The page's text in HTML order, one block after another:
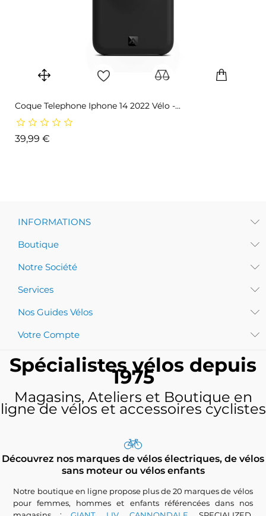
Coque Telephone Iphone 14 2022 Vélo -...
39,99 €
INFORMATIONS
Boutique
Notre Société
Services
Nos Guides Vélos
Votre Compte
Spécialistes vélos depuis
1975
Magasins, Ateliers et Boutique en
ligne de vélos et accessoires cyclistes
Découvrez nos marques de vélos électriques, de vélos
sans moteur ou vélos enfants
Notre boutique en ligne propose plus de 20 marques de vélos
pour femmes, hommes et enfants référencées dans nos